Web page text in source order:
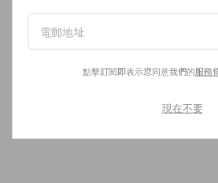
點擊訂閱即表示您同意我們的服務
現在不要